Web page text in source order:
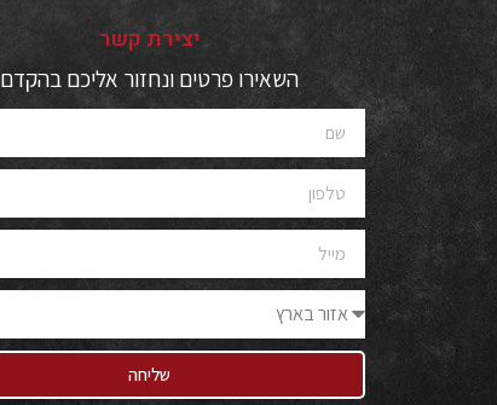
יצירת קשר
השאירו פרטים ונחזור אליכם בהקדם
שליחה